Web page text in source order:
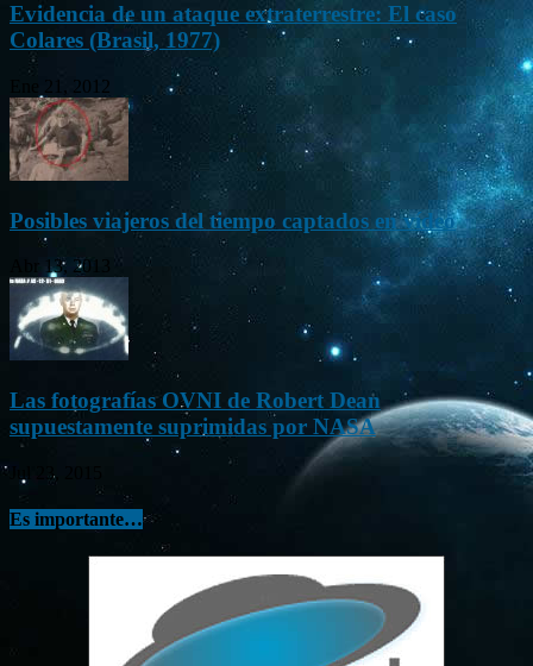
Evidencia de un ataque extraterrestre: El caso
Colares (Brasil, 1977)
Ene 21, 2012
Posibles viajeros del tiempo captados en vídeo
Abr 13, 2013
Las fotografías OVNI de Robert Dean
supuestamente suprimidas por NASA
Jul 23, 2015
Es importante…